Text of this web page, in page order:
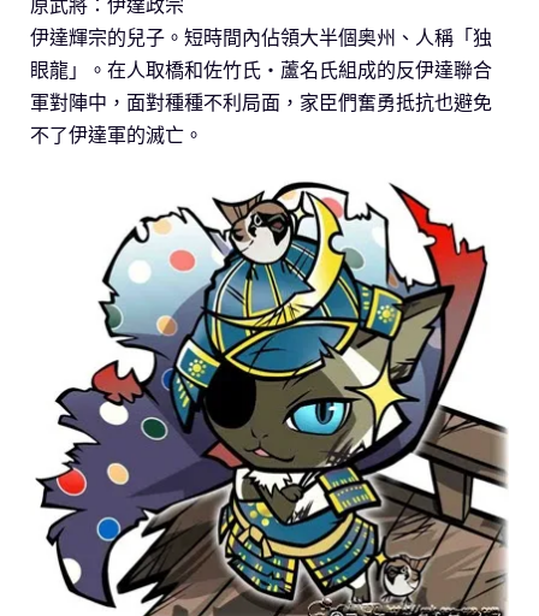
原武將：伊達政宗
伊達輝宗的兒子。短時間內佔領大半個奥州、人稱「独
眼龍」。在人取橋和佐竹氏・蘆名氏組成的反伊達聯合
軍對陣中，面對種種不利局面，家臣們奮勇抵抗也避免
不了伊達軍的滅亡。